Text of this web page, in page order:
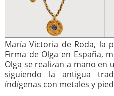
María Victoria de Roda, la
Firma de Olga en España,
Olga se realizan a mano en
siguiendo la antigua
índígenas con metales y